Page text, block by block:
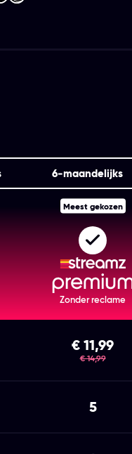
6‑maandelijks
Meest gekozen
Zonder reclame
€ 11,99
was
€ 14,99
5